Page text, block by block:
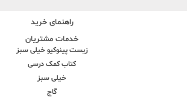
راهنمای خرید
خدمات مشتریان
زیست پینوکیو خیلی سبز
کتاب کمک درسی
خیلی سبز
گاج